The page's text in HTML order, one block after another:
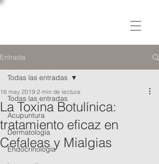
Entrada
Todas las entradas
Acupuntura
Dermatología
Endocrinología
Todas las entradas
La Toxina Botulínica:
tratamiento eficaz en
Cefaleas y Mialgias
16 may 2019 2 min de lectura